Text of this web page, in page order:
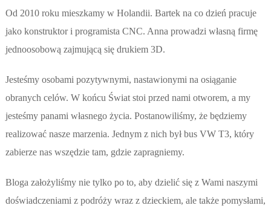
Od 2010 roku mieszkamy w Holandii. Bartek na co dzień pracuje
jako konstruktor i programista CNC. Anna prowadzi własną firmę
jednoosobową zajmującą się drukiem 3D.
Jesteśmy osobami pozytywnymi, nastawionymi na osiąganie
obranych celów. W końcu Świat stoi przed nami otworem, a my
jesteśmy panami własnego życia. Postanowiliśmy, że będziemy
realizować nasze marzenia. Jednym z nich był bus VW T3, który
zabierze nas wszędzie tam, gdzie zapragniemy.
Bloga założyliśmy nie tylko po to, aby dzielić się z Wami naszymi
doświadczeniami z podróży wraz z dzieckiem, ale także pomysłami,